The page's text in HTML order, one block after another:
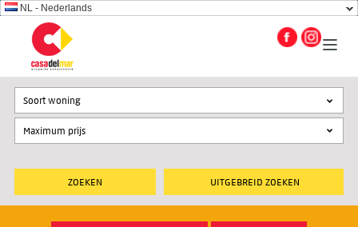
NL - Nederlands
UITGEBREID ZOEKEN
Soort woning